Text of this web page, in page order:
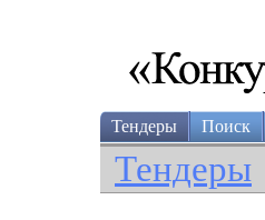
Тендеры Поиск
Тендеры